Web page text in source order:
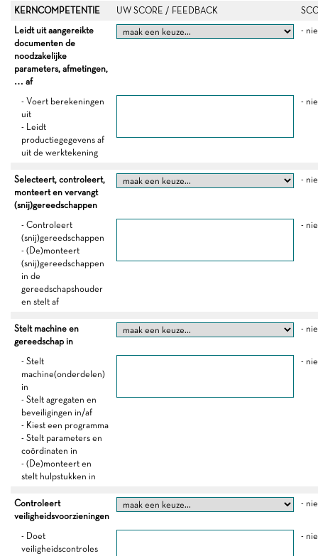
KERNCOMPETENTIE UW SCORE / FEEDBACK
Leidt uit aangereikte
documenten de
noodzakelijke
parameters, afmetingen,
… af
-
- Voert berekeningen
uit
- Leidt
productiegegevens af
uit de werktekening
-
Selecteert, controleert,
monteert en vervangt
(snij)gereedschappen
-
- Controleert
(snij)gereedschappen
- (De)monteert
(snij)gereedschappen
in de
gereedschapshouder
en stelt af
-
Stelt machine en
gereedschap in
-
- Stelt
machine(onderdelen)
in
- Stelt agregaten en
beveiligingen in/af
- Kiest een programma
- Stelt parameters en
coördinaten in
- (De)monteert en
stelt hulpstukken in
-
Controleert
veiligheidsvoorzieningen
-
- Doet
veiligheidscontroles
-